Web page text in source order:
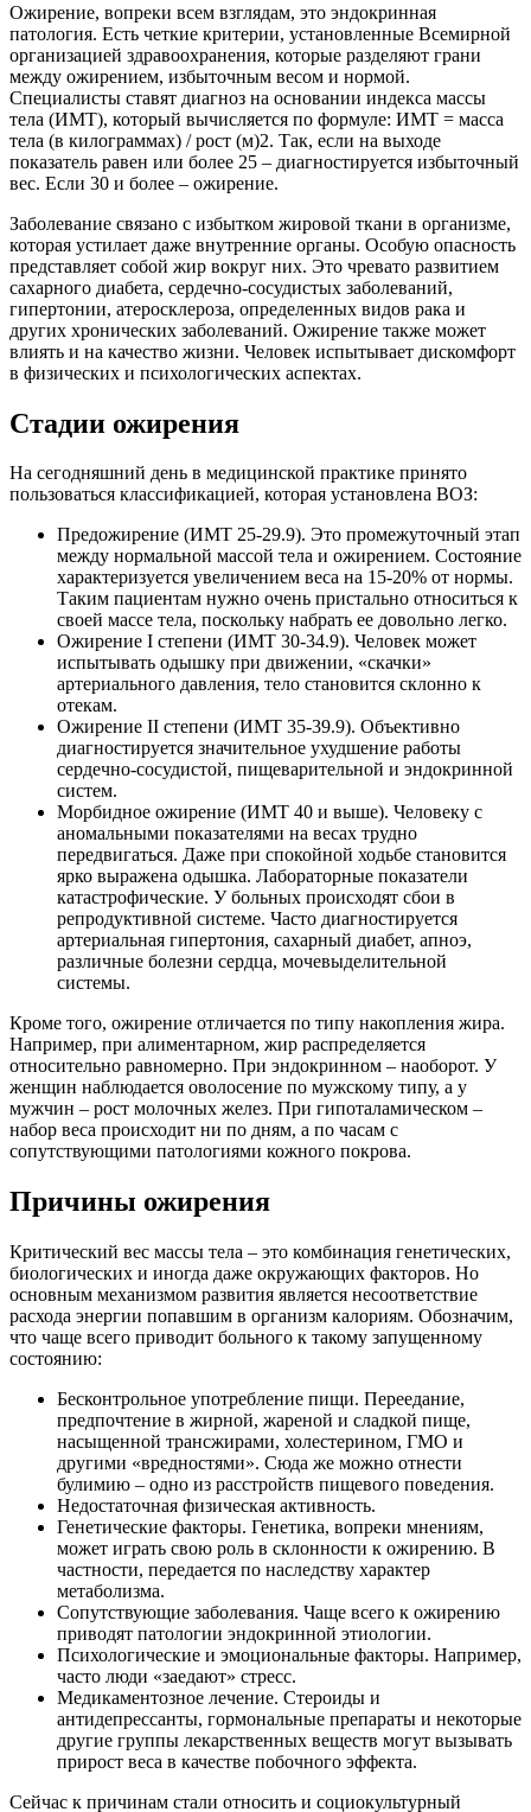
Ожирение, вопреки всем взглядам, это эндокринная
патология. Есть четкие критерии, установленные Всемирной
организацией здравоохранения, которые разделяют грани
между ожирением, избыточным весом и нормой.
Специалисты ставят диагноз на основании индекса массы
тела (ИМТ), который вычисляется по формуле: ИМТ = масса
тела (в килограммах) / рост (м)2. Так, если на выходе
показатель равен или более 25 – диагностируется избыточный
вес. Если 30 и более – ожирение.
Заболевание связано с избытком жировой ткани в организме,
которая устилает даже внутренние органы. Особую опасность
представляет собой жир вокруг них. Это чревато развитием
сахарного диабета, сердечно-сосудистых заболеваний,
гипертонии, атеросклероза, определенных видов рака и
других хронических заболеваний. Ожирение также может
влиять и на качество жизни. Человек испытывает дискомфорт
в физических и психологических аспектах.
Стадии ожирения
На сегодняшний день в медицинской практике принято
пользоваться классификацией, которая установлена ВОЗ:
Предожирение (ИМТ 25-29.9). Это промежуточный этап
между нормальной массой тела и ожирением. Состояние
характеризуется увеличением веса на 15-20% от нормы.
Таким пациентам нужно очень пристально относиться к
своей массе тела, поскольку набрать ее довольно легко.
Ожирение I степени (ИМТ 30-34.9). Человек может
испытывать одышку при движении, «скачки»
артериального давления, тело становится склонно к
отекам.
Ожирение II степени (ИМТ 35-39.9). Объективно
диагностируется значительное ухудшение работы
сердечно-сосудистой, пищеварительной и эндокринной
систем.
Морбидное ожирение (ИМТ 40 и выше). Человеку с
аномальными показателями на весах трудно
передвигаться. Даже при спокойной ходьбе становится
ярко выражена одышка. Лабораторные показатели
катастрофические. У больных происходят сбои в
репродуктивной системе. Часто диагностируется
артериальная гипертония, сахарный диабет, апноэ,
различные болезни сердца, мочевыделительной
системы.
Кроме того, ожирение отличается по типу накопления жира.
Например, при алиментарном, жир распределяется
относительно равномерно. При эндокринном – наоборот. У
женщин наблюдается оволосение по мужскому типу, а у
мужчин – рост молочных желез. При гипоталамическом –
набор веса происходит ни по дням, а по часам с
сопутствующими патологиями кожного покрова.
Причины ожирения
Критический вес массы тела – это комбинация генетических,
биологических и иногда даже окружающих факторов. Но
основным механизмом развития является несоответствие
расхода энергии попавшим в организм калориям. Обозначим,
что чаще всего приводит больного к такому запущенному
состоянию:
Бесконтрольное употребление пищи. Переедание,
предпочтение в жирной, жареной и сладкой пище,
насыщенной трансжирами, холестерином, ГМО и
другими «вредностями». Сюда же можно отнести
булимию – одно из расстройств пищевого поведения.
Недостаточная физическая активность.
Генетические факторы. Генетика, вопреки мнениям,
может играть свою роль в склонности к ожирению. В
частности, передается по наследству характер
метаболизма.
Сопутствующие заболевания. Чаще всего к ожирению
приводят патологии эндокринной этиологии.
Психологические и эмоциональные факторы. Например,
часто люди «заедают» стресс.
Медикаментозное лечение. Стероиды и
антидепрессанты, гормональные препараты и некоторые
другие группы лекарственных веществ могут вызывать
прирост веса в качестве побочного эффекта.
Сейчас к причинам стали относить и социокультурный